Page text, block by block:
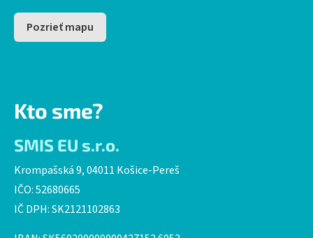
Pozrieť mapu
Kto sme?
SMIS EU s.r.o.
Krompašská 9, 04011 Košice-Pereš
IČO: 52680665
IČ DPH: SK2121102863